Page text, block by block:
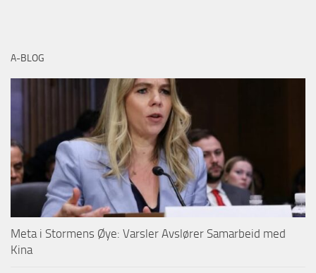
A-BLOG
Meta i Stormens Øye: Varsler Avslører Samarbeid med
Kina